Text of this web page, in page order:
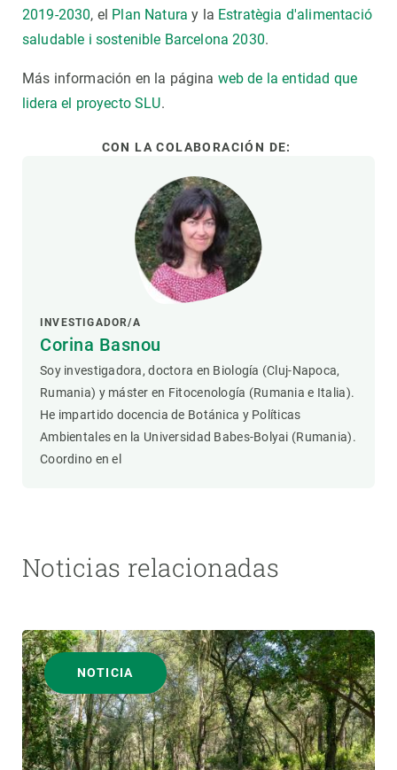
2019-2030, el Plan Natura y la Estratègia d'alimentació
saludable i sostenible Barcelona 2030.
Más información en la página web de la entidad que
lidera el proyecto SLU.
CON LA COLABORACIÓN DE:
INVESTIGADOR/A
Corina Basnou
Soy investigadora, doctora en Biología (Cluj-Napoca,
Rumania) y máster en Fitocenología (Rumania e Italia).
He impartido docencia de Botánica y Políticas
Ambientales en la Universidad Babes-Bolyai (Rumania).
Coordino en el
Noticias relacionadas
NOTICIA